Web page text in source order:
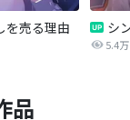
を売る理由
5.4万
品